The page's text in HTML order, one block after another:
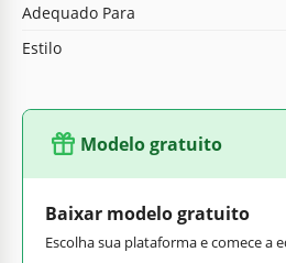
Adequado Para
Estilo
Modelo gratuito
Baixar modelo gratuito
Escolha sua plataforma e comece a